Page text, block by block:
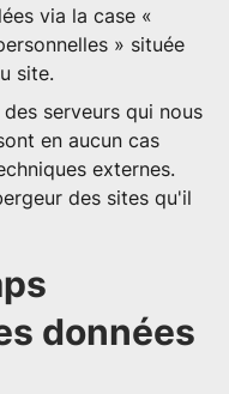
via la case «
» située
site.
serveurs qui nous
en aucun cas
externes.
des sites qu'il
données